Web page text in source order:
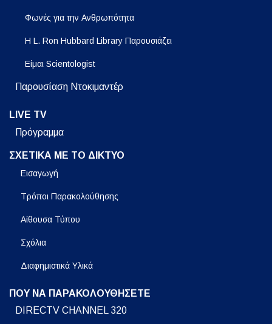
Φωνές για την Ανθρωπότητα
Η L. Ron Hubbard Library Παρουσιάζει
Είμαι Scientologist
Παρουσίαση Ντοκιμαντέρ
LIVE TV
Πρόγραμμα
ΣΧΕΤΙΚΑ ΜΕ ΤΟ ΔΙΚΤΥΟ
Εισαγωγή
Τρόποι Παρακολούθησης
Αίθουσα Τύπου
Σχόλια
Διαφημιστικά Υλικά
ΠΟΥ ΝΑ ΠΑΡΑΚΟΛΟΥΘΗΣΕΤΕ
DIRECTV CHANNEL 320